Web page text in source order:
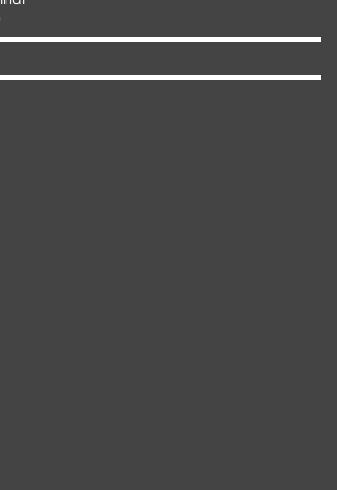
सीरीज के लिए टीम में नहीं मिला